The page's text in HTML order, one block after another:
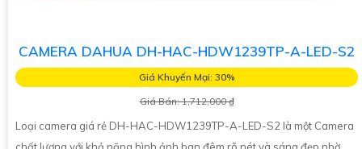
CAMERA DAHUA DH-HAC-HDW1239TP-A-LED-S2
Giá Khuyến Mại: 30%
Giá Bán: 1,712,000 ₫
Loại camera giá rẻ DH-HAC-HDW1239TP-A-LED-S2 là một Camera